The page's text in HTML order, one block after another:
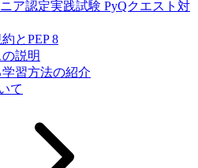
ア認定実践試験 PyQクエスト対
とPEP 8
説明
習方法の紹介
て